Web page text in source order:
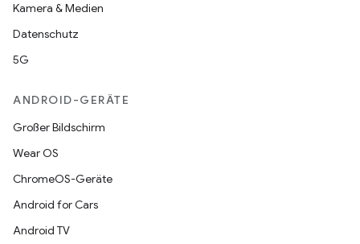
Kamera & Medien
Datenschutz
5G
ANDROID-GERÄTE
Großer Bildschirm
Wear OS
ChromeOS-Geräte
Android for Cars
Android TV